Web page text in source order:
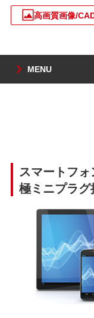
高画質画像/
MENU
スマートフ
極ミニプラ